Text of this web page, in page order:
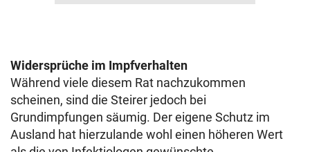
Widersprüche im Impfverhalten
Während viele diesem Rat nachzukommen
scheinen, sind die Steirer jedoch bei
Grundimpfungen säumig. Der eigene Schutz im
Ausland hat hierzulande wohl einen höheren Wert